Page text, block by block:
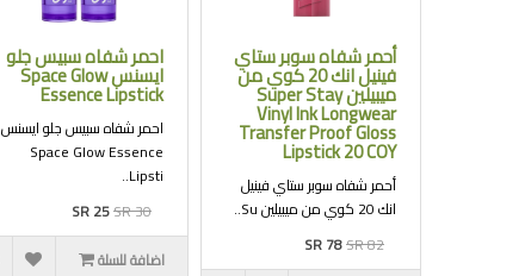
أحمر شفاه سوبر ستاي
فينيل انك 20 كوي من
ميبيلين Super Stay
Vinyl Ink Longwear
Transfer Proof Gloss
Lipstick 20 COY
أحمر شفاه سوبر ستاي فينيل
انك 20 كوي من ميبيلين Su..
SR 78SR 82
احمر شفاه سبيس جلو
ايسنس Space Glow
Essence Lipstick
احمر شفاه سبيس جلو ايسنس
Space Glow Essence
Lipsti..
SR 25SR 30
اضافة للسلة